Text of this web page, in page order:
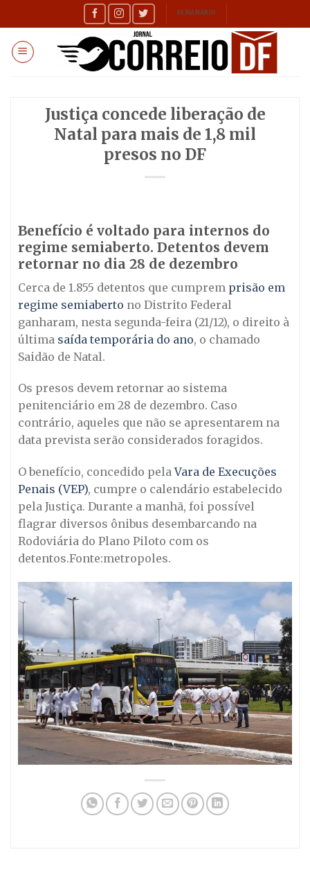
to
content
SEMANÁRIO
Justiça concede liberação de
Natal para mais de 1,8 mil
presos no DF
Benefício é voltado para internos do
regime semiaberto. Detentos devem
retornar no dia 28 de dezembro
Cerca de 1.855 detentos que cumprem prisão em
regime semiaberto no Distrito Federal
ganharam, nesta segunda-feira (21/12), o direito à
última saída temporária do ano, o chamado
Saidão de Natal.
Os presos devem retornar ao sistema
penitenciário em 28 de dezembro. Caso
contrário, aqueles que não se apresentarem na
data prevista serão considerados foragidos.
O benefício, concedido pelaVara de Execuções
Penais (VEP), cumpre o calendário estabelecido
pela Justiça. Durante a manhã, foi possível
flagrar diversos ônibus desembarcando na
Rodoviária do Plano Piloto com os
detentos.Fonte:metropoles.